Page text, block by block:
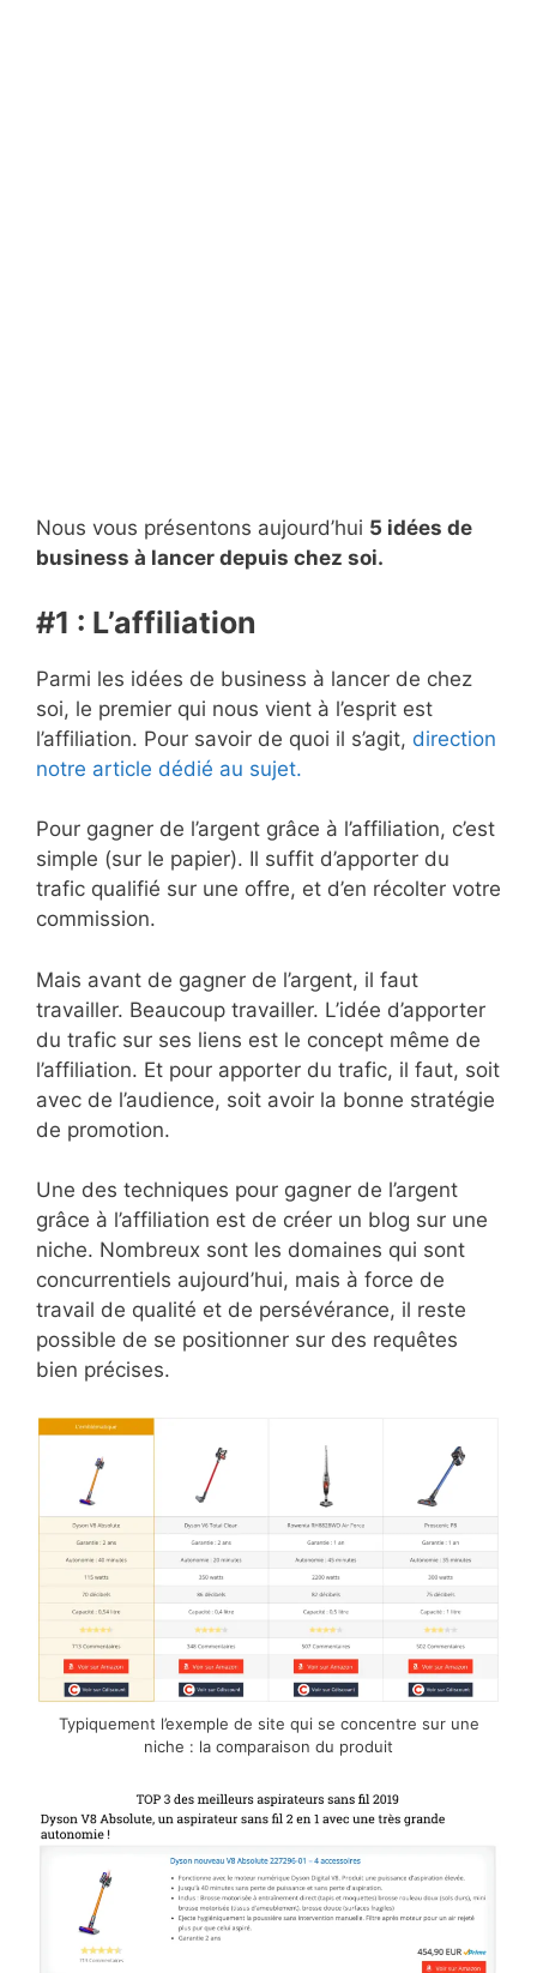
Nous vous présentons aujourd’hui 5 idées de
business à lancer depuis chez soi.
#1 : L’affiliation
Parmi les idées de business à lancer de chez
soi, le premier qui nous vient à l’esprit est
l’affiliation. Pour savoir de quoi il s’agit, direction
notre article dédié au sujet.
Pour gagner de l’argent grâce à l’affiliation, c’est
simple (sur le papier). Il suffit d’apporter du
trafic qualifié sur une offre, et d’en récolter votre
commission.
Mais avant de gagner de l’argent, il faut
travailler. Beaucoup travailler. L’idée d’apporter
du trafic sur ses liens est le concept même de
l’affiliation. Et pour apporter du trafic, il faut, soit
avec de l’audience, soit avoir la bonne stratégie
de promotion.
Une des techniques pour gagner de l’argent
grâce à l’affiliation est de créer un blog sur une
niche. Nombreux sont les domaines qui sont
concurrentiels aujourd’hui, mais à force de
travail de qualité et de persévérance, il reste
possible de se positionner sur des requêtes
bien précises.
Typiquement l’exemple de site qui se concentre sur une
niche : la comparaison du produit